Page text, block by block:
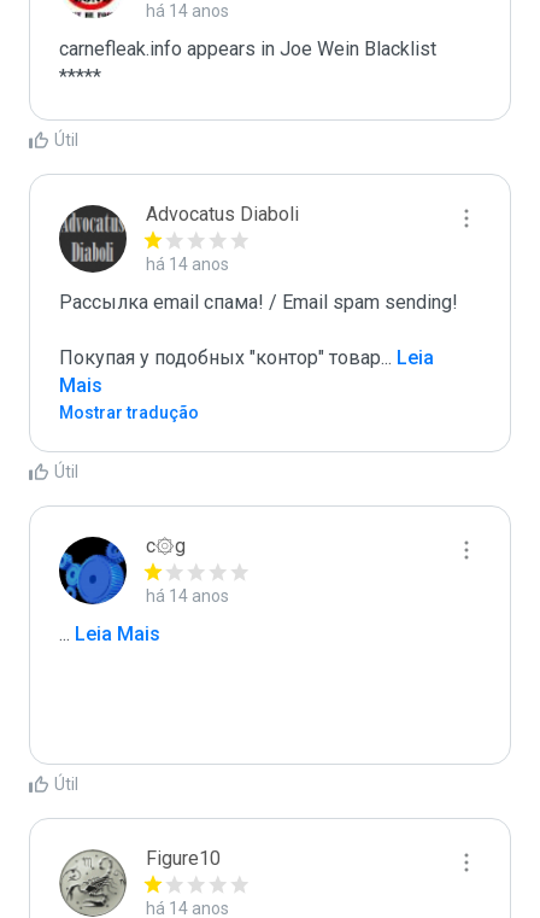
há 14 anos
carnefleak.info appears in Joe Wein Blacklist
*****
Útil
Advocatus Diaboli
há 14 anos
Рассылка email спама! / Email spam sending!
Покупая у подобных "контор" товар... Leia
Mais
Mostrar tradução
Útil
c۞g
há 14 anos
... Leia Mais
Útil
Figure10
há 14 anos